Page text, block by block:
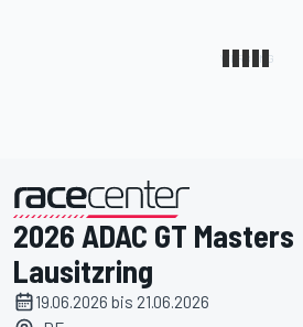
präsentiert von
2026 ADAC GT Masters
Lausitzring
19.06.2026 bis 21.06.2026